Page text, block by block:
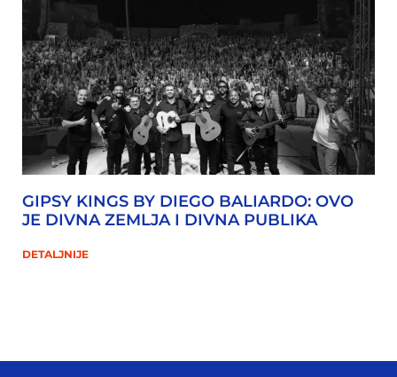
GIPSY KINGS BY DIEGO BALIARDO: OVO
JE DIVNA ZEMLJA I DIVNA PUBLIKA
DETALJNIJE